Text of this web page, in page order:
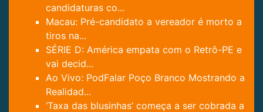
candidaturas co...
Macau: Pré-candidato a vereador é morto a
tiros na...
SÉRIE D: América empata com o Retrô-PE e
vai decid...
Ao Vivo: PodFalar Poço Branco Mostrando a
Realidad...
‘Taxa das blusinhas’ começa a ser cobrada a